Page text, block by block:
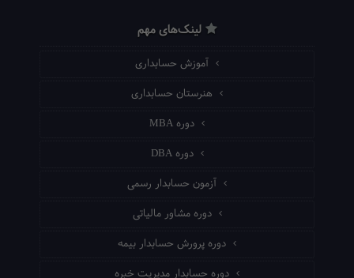
لینک‌های مهم
آموزش حسابداری
هنرستان حسابداری
دوره MBA
دوره DBA
آزمون حسابدار رسمی
دوره مشاور مالیاتی
دوره پرورش حسابدار بیمه
دوره حسابدار مدیریت خبره